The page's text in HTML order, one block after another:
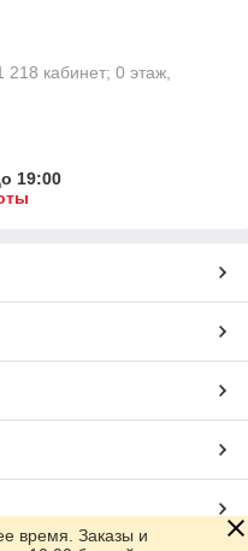
кабинет; 0 этаж,
19:00
время. Заказы и